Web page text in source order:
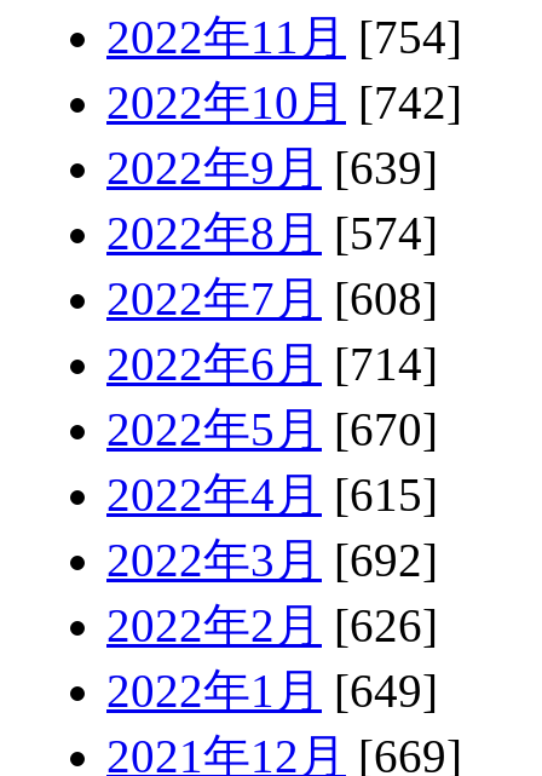
2022年11月 [754]
2022年10月 [742]
2022年9月 [639]
2022年8月 [574]
2022年7月 [608]
2022年6月 [714]
2022年5月 [670]
2022年4月 [615]
2022年3月 [692]
2022年2月 [626]
2022年1月 [649]
2021年12月 [669]